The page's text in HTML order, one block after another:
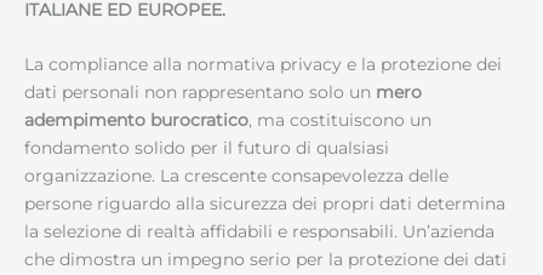
ITALIANE ED EUROPEE.
La compliance alla normativa privacy e la protezione dei
dati personali non rappresentano solo un mero
adempimento burocratico, ma costituiscono un
fondamento solido per il futuro di qualsiasi
organizzazione. La crescente consapevolezza delle
persone riguardo alla sicurezza dei propri dati determina
la selezione di realtà affidabili e responsabili. Un’azienda
che dimostra un impegno serio per la protezione dei dati